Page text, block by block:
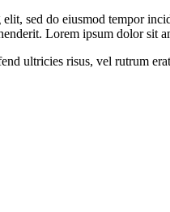
sed do eiusmod tempor
Lorem ipsum dolor sit
ultricies risus, vel rutrum